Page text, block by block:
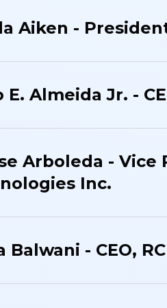
Aiken -
E. Almeida Jr. -
Arboleda -
Inc.
Balwani - CEO,